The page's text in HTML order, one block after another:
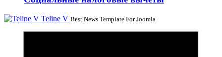
Teline V Best News Template For Joomla